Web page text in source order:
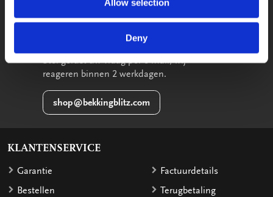
Allow selection
Deny
STUUR EEN BERICHT
Stel gerust uw vraag per e-mail, wij
reageren binnen 2 werkdagen.
shop@bekkingblitz.com
KLANTENSERVICE
Garantie
Bestellen
Factuurdetails
Terugbetaling